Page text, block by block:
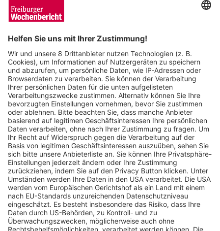
Neue Veranstaltungsreihe: Erfolgreicher
Auftakt bei der FT 1844 Freiburg